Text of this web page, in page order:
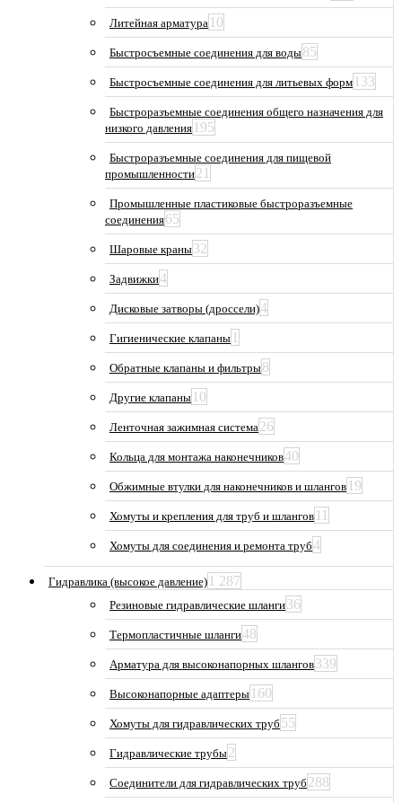
Литейная арматура 10
Быстросъемные соединения для воды85
Быстросъемные соединения для литьевых форм 133
Быстроразъемные соединения общего назначения для
низкого давления 195
Быстроразъемные соединения для пищевой
промышленности21
Промышленные пластиковые быстроразъемные
соединения65
Шаровые краны32
Задвижки4
Дисковые затворы (дроссели)4
Гигиенические клапаны 1
Обратные клапаны и фильтры8
Другие клапаны 10
Ленточная зажимная система26
Кольца для монтажа наконечников40
Обжимные втулки для наконечников и шлангов 19
Хомуты и крепления для труб и шлангов 11
Хомуты для соединения и ремонта труб4
Гидравлика (высокое давление) 1 287
Резиновые гидравлические шланги36
Термопластичные шланги48
Арматура для высоконапорных шлангов339
Высоконапорные адаптеры 160
Хомуты для гидравлических труб 55
Гидравлические трубы2
Соединители для гидравлических труб 288